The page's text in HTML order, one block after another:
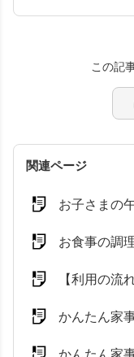
この記
関連ページ
お子さまの
お食事の調
【利用の流
かんたん家